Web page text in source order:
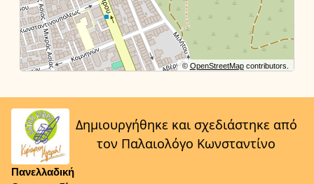
©OpenStreetMapcontributors.
Πανελλαδική
Δημιουργήθηκε και σχεδιάστηκε από
τον Παλαιολόγο Κωνσταντίνο